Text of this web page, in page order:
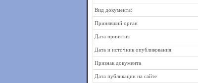
Вид документа:
Принявший орган
Дата принятия
Дата и источник опубликования
Признак документа
Дата публикации на сайте